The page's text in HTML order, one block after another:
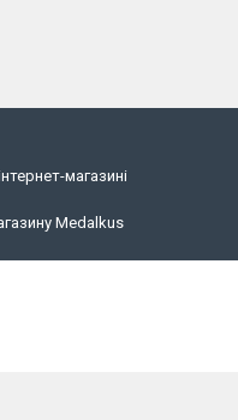
магазині
Medalkus